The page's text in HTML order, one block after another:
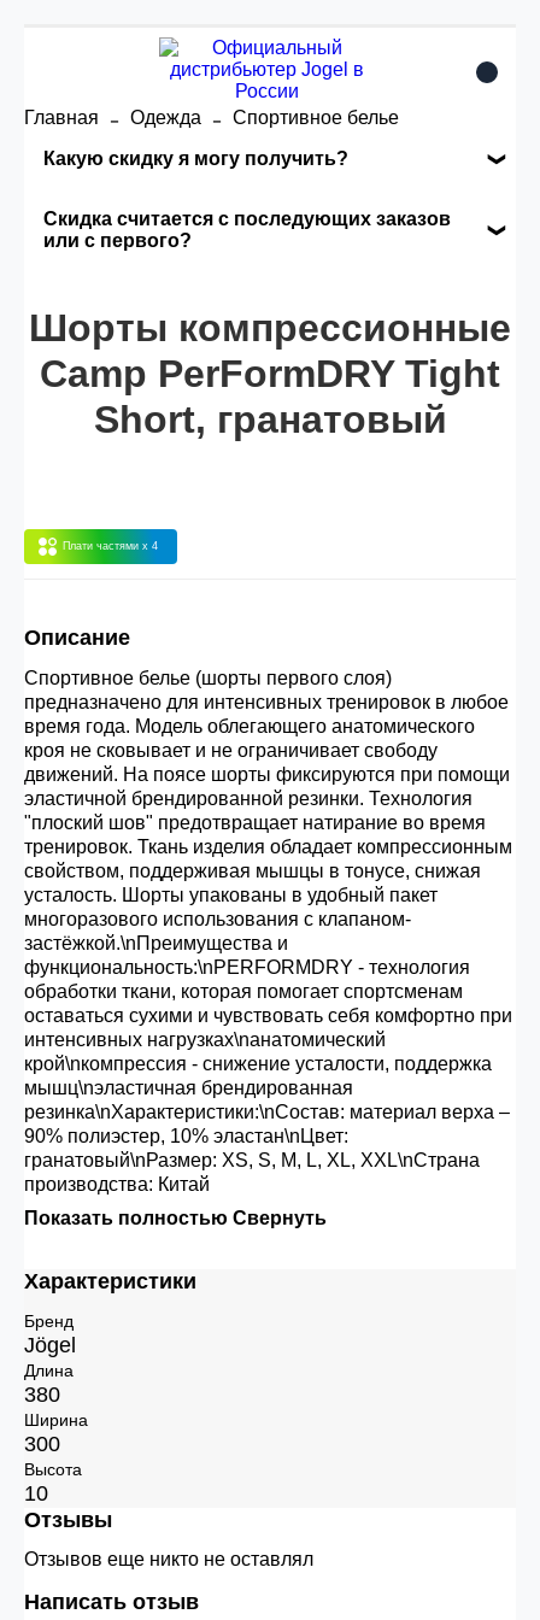
Главная Одежда
Спортивное белье
Какую скидку я могу получить?
розничной цене
Опт 5(25%) - сумма всех заказов за 6 месяцев -
Опт 4(30%) -сумма всех заказов за 6 месяцев -
30.000 рублей.
Опт 3(33%)
Опт 2(36%)- сумма всех заказов за 6 месяцев
200.000 рублей.
Опт 1(38%) -сумма всех заказов за 6 месяцев -
400.000 рублей.
Скидка считается с последующих заказов
или с первого?
автоматически активизируется в корзине вашего
заказа.
Шорты компрессионные
Camp PerFormDRY Tight
Short, гранатовый
Плати частями x 4
Описание
Спортивное белье (шорты первого слоя)
предназначено для интенсивных тренировок в любое
время года. Модель облегающего анатомического
кроя не сковывает и не ограничивает свободу
движений. На поясе шорты фиксируются при помощи
эластичной брендированной резинки. Технология
"плоский шов" предотвращает натирание во время
тренировок. Ткань изделия обладает компрессионным
свойством, поддерживая мышцы в тонусе, снижая
усталость. Шорты упакованы в удобный пакет
многоразового использования с клапаном-
застёжкой.\nПреимущества и
функциональность:\nPERFORMDRY - технология
обработки ткани, которая помогает спортсменам
оставаться сухими и чувствовать себя комфортно при
интенсивных нагрузках\nанатомический
крой\nкомпрессия - снижение усталости, поддержка
мышц\nэластичная брендированная
резинка\nХарактеристики:\nСостав: материал верха –
90% полиэстер, 10% эластан\nЦвет:
гранатовый\nРазмер: XS, S, M, L, XL, XXL\nСтрана
производства: Китай
Показать полностью Свернуть
Характеристики
Бренд
Jögel
Длина
380
Ширина
300
Высота
10
Отзывы
Отзывов еще никто не оставлял
Написать отзыв